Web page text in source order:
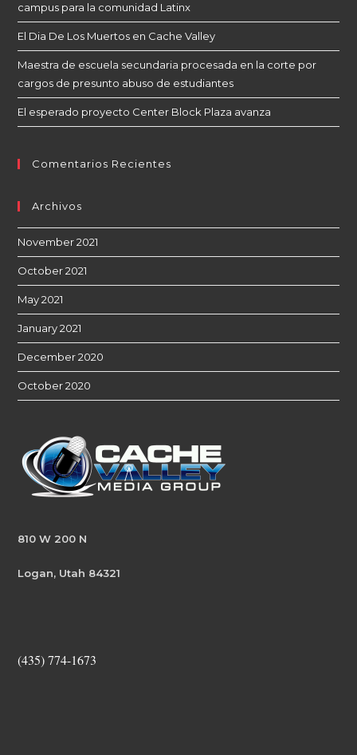
campus para la comunidad Latinx
El Dia De Los Muertos en Cache Valley
Maestra de escuela secundaria procesada en la corte por
cargos de presunto abuso de estudiantes
El esperado proyecto Center Block Plaza avanza
Comentarios Recientes
Archivos
November 2021
October 2021
May 2021
January 2021
December 2020
October 2020
810 W 200 N
Logan, Utah 84321
(435) 774-1673